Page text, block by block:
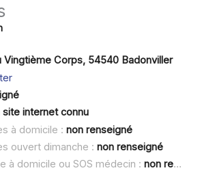
Vingtième Corps, 54540 Badonviller
site internet connu
à domicile : non renseigné
ouvert dimanche : non renseigné
à domicile ou SOS médecin : non renseigné